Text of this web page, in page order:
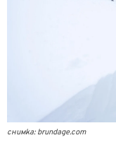
снимка: brundage.com